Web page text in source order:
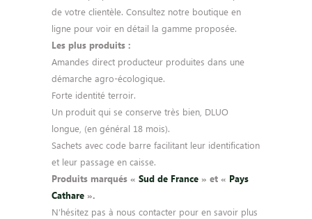
de votre clientèle. Consultez notre boutique en
ligne pour voir en détail la gamme proposée.
Les plus produits :
Amandes direct producteur produites dans une
démarche agro-écologique.
Forte identité terroir.
Un produit qui se conserve très bien, DLUO
longue, (en général 18 mois).
Sachets avec code barre facilitant leur identification
et leur passage en caisse.
Produits marqués « Sud de France » et « Pays
Cathare ».
N’hésitez pas à nous contacter pour en savoir plus